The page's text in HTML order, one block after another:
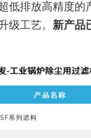
低排放高精度的
级工艺。 新产品